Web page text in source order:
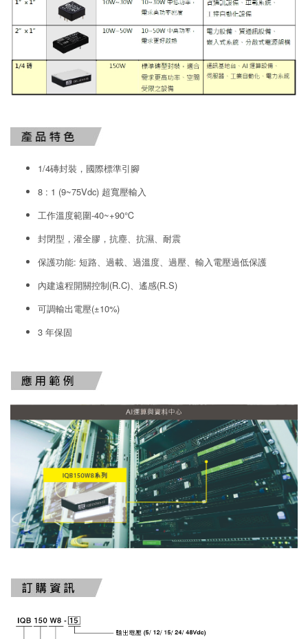
1/4磚封裝，國際標準引腳
8 : 1 (9~75Vdc) 超寬壓輸入
工作溫度範圍-40~+90℃
封閉型，灌全膠，抗塵、抗濕、耐震
保護功能: 短路、過載、過溫度、過壓、輸入電壓過低保護
內建遠程開關控制(R.C)、遙感(R.S)
可調輸出電壓(±10%)
3 年保固